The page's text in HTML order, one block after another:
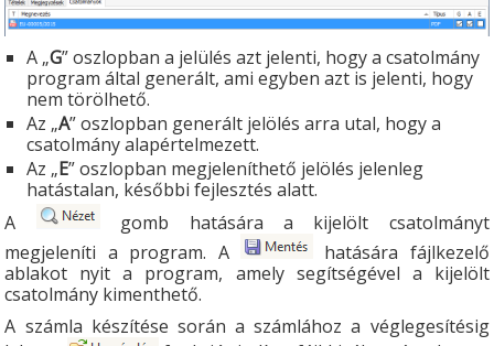
A „G” oszlopban a jelülés azt jelenti, hogy a csatolmány
program által generált, ami egyben azt is jelenti, hogy
nem törölhető.
Az „A” oszlopban generált jelölés arra utal, hogy a
csatolmány alapértelmezett.
Az „E” oszlopban megjeleníthető jelölés jelenleg
hatástalan, későbbi fejlesztés alatt.
A
gomb hatására a kijelölt csatolmányt
megjeleníti a program. A
hatására fájlkezelő
ablakot nyit a program, amely segítségével a kijelölt
csatolmány kimenthető.
A számla készítése során a számlához a véglegesítésig